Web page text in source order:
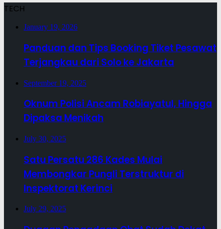
TECH
January 19, 2026
Panduan dan Tips Booking Tiket Pesawat
Terjangkau dari Solo ke Jakarta
September 19, 2025
Oknum Polisi Ancam Robiayatul, Hingga
Dipaksa Menikah
July 30, 2025
Satu Persatu 286 Kades Mulai
Membongkar Pungli Terstruktur di
Inspektorat Kerinci
July 29, 2025